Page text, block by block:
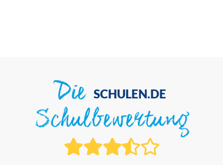
Die SCHULEN.DE
Schulbewertung